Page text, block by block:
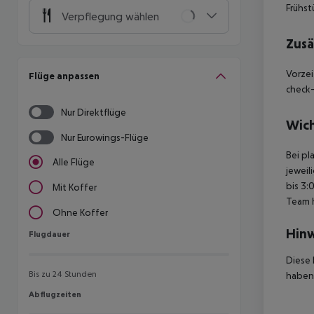
Verpflegung wählen
Flüge anpassen
Nur Direktflüge
Nur Eurowings-Flüge
Alle Flüge
Mit Koffer
Ohne Koffer
Flugdauer
Flugdauer
Bis zu 24 Stunden
Abflugzeiten
Abflugzeiten
Bei
bis
Team
Diese